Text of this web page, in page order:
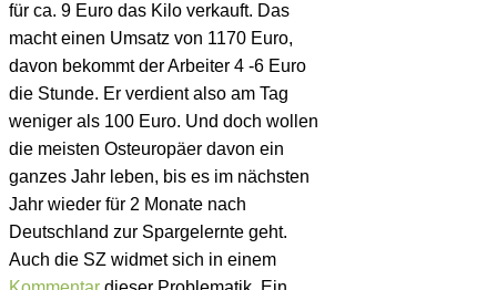
für ca. 9 Euro das Kilo verkauft. Das
macht einen Umsatz von 1170 Euro,
davon bekommt der Arbeiter 4 -6 Euro
die Stunde. Er verdient also am Tag
weniger als 100 Euro. Und doch wollen
die meisten Osteuropäer davon ein
ganzes Jahr leben, bis es im nächsten
Jahr wieder für 2 Monate nach
Deutschland zur Spargelernte geht.
Auch die SZ widmet sich in einem